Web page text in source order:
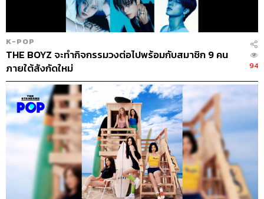
K-POP
THE BOYZ จะทำกิจกรรมวงต่อไปพร้อมกับสมาชิก 9 คน
ภายใต้สังกัดใหม่
94